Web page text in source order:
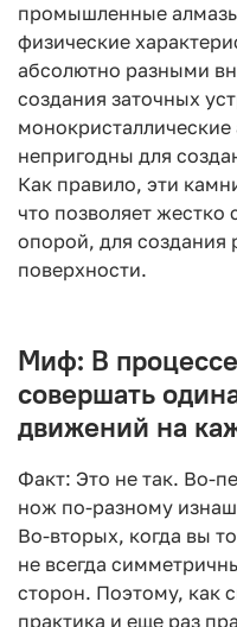
промышленные
физические
абсолютно разными
создания заточных
непригодны для
Как правило, эти
что позволяет жестко
опорой, для создания
поверхности.
Миф: В
совершать
движений на
Факт: Это не так. Во-
нож по-разному
Во-вторых, когда вы
не всегда
сторон. Поэтому, как
практика и еще раз